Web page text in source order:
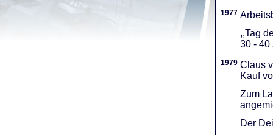
1977
,,Tag
30 - 40
1979 Claus
Kauf
Zum
Der